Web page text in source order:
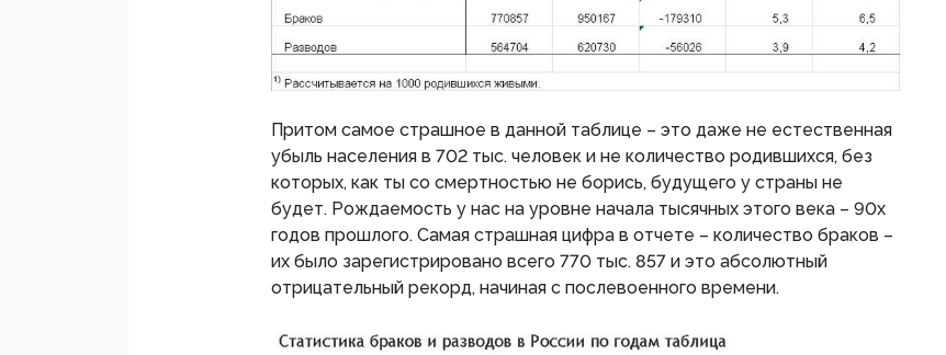
Притом самое страшное в данной таблице – это даже не естественная
убыль населения в 702 тыс. человек и не количество родившихся, без
которых, как ты со смертностью не борись, будущего у страны не
будет. Рождаемость у нас на уровне начала тысячных этого века – 90х
годов прошлого. Самая страшная цифра в отчете – количество браков –
их было зарегистрировано всего 770 тыс. 857 и это абсолютный
отрицательный рекорд, начиная с послевоенного времени.